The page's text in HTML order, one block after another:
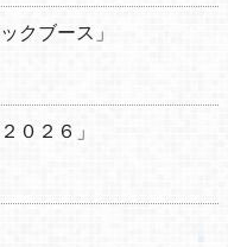
クブース」
０２６」